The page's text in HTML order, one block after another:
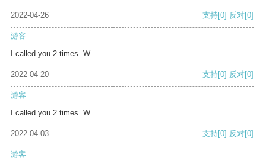
2022-04-26 支持[0] 反对[0]
游客
I called you 2 times. W
2022-04-20 支持[0] 反对[0]
游客
I called you 2 times. W
2022-04-03 支持[0] 反对[0]
游客